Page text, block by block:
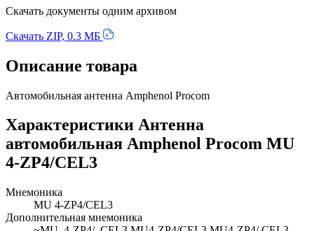
Скачать документы одним архивом
Скачать ZIP, 0.3 МБ
Описание товара
Автомобильная антенна Amphenol Procom
Характеристики Антенна
автомобильная Amphenol Procom MU
4-ZP4/CEL3
Мнемоника
MU 4-ZP4/CEL3
Дополнительная мнемоника